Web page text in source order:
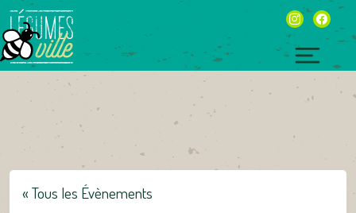
Skip
to
content
instagram
« Tous les Évènements